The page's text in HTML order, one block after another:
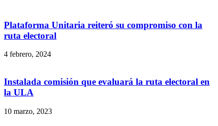
Plataforma Unitaria reiteró su compromiso con la
ruta electoral
4 febrero, 2024
Instalada comisión que evaluará la ruta electoral en
la ULA
10 marzo, 2023